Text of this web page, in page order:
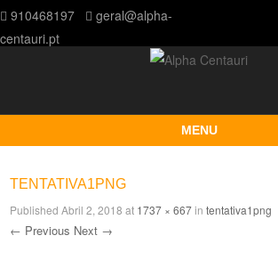
910468197
geral@alpha-
centauri.pt
MENU
TENTATIVA1PNG
PublishedAbril 2, 2018 at 1737 × 667intentativa1png
← Previous Next →